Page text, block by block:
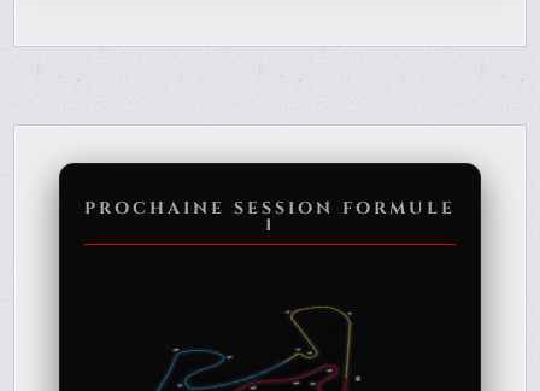
PROCHAINE SESSION FORMULE
1